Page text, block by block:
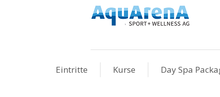
Eintritte Kurse Day Spa